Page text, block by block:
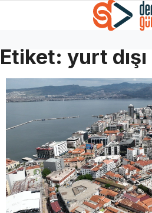
Etiket: yurt dışı